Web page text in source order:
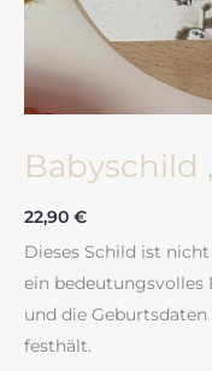
Babyschild
22,90 €
Dieses Schild ist
ein bedeutungsvolles
und die
festhält.